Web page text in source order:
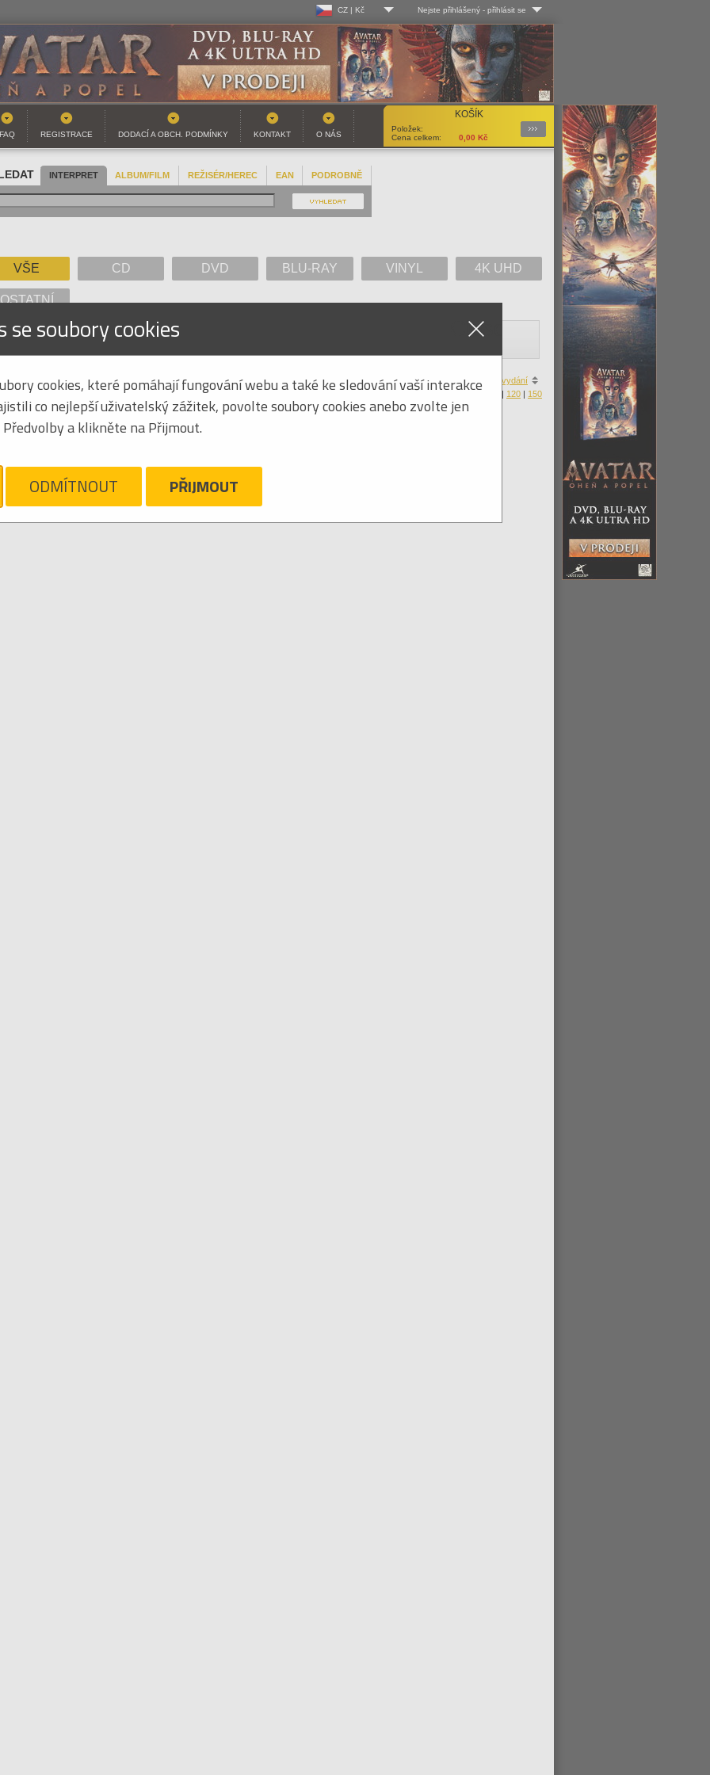
CZ | Kč
CZ | Kč
SK | EUR
Nejste přihlášený - přihlásit se
Log-in
Uživ. jméno:
Heslo:
Registrace
KOŠÍK
Položek:
Cena celkem:
0,00 Kč
Podrobnosti
FAQ REGISTRACE DODACÍ A OBCH. PODMÍNKY KONTAKT O NÁS
INTERPRET ALBUM/FILM REŽISÉR/HEREC EAN PODROBNĚ
VŠE CD DVD BLU-RAY VINYL 4K UHD
OSTATNÍ
G
Seřadit podle: jména ceny |zboží skladem
roku vydání
Produktů na stránku:
| 120 | 150
výpis
se soubory cookies Close
cookies, které pomáhají fungování webu a také ke sledování vaší interakce
co nejlepší uživatelský zážitek, povolte soubory cookies anebo zvolte jen
a klikněte na Přijmout.
ODMÍTNOUT PŘIJMOUT